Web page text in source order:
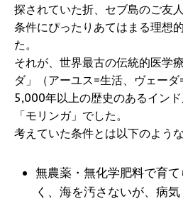
探されていた折、セブ島のご友
条件にぴったりあてはまる理想
た。
それが、世界最古の伝統的医学
ダ」（アーユス=生活、ヴェー
5,000年以上の歴史のあるインド
「モリンガ」でした。
考えていた条件とは以下のよう
無農薬・無化学肥料で育
く、海を汚さないが、病